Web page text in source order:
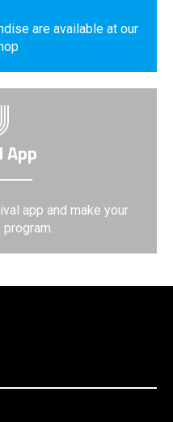
are available at our
App
app and make your